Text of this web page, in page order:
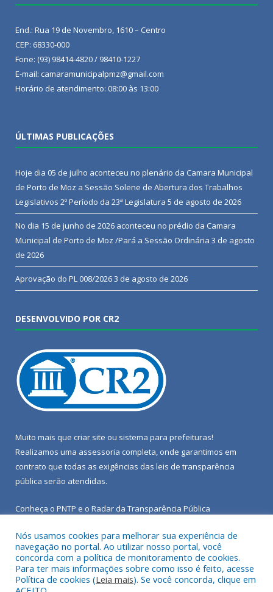
End.: Rua 19 de Novembro, 1610 – Centro
CEP: 68330-000
Fone: (93) 98414-4820 / 98410-1227
E-mail: camaramunicipalpmz@gmail.com
Horário de atendimento: 08:00 às 13:00
ÚLTIMAS PUBLICAÇÕES
Hoje dia 05 de julho aconteceu no plenário da Camara Municipal
de Porto de Moz a Sessão Solene de Abertura dos Trabalhos
Legislativos 2º Período da 23ª Legislatura 5 de agosto de 2026
No dia 15 de junho de 2026 aconteceu no prédio da Camara
Municipal de Porto de Moz /Pará a Sessão Ordinária 3 de agosto
de 2026
Aprovação do PL 008/20263 de agosto de 2026
DESENVOLVIDO POR CR2
Muito mais que criar site ou sistema para prefeituras!
Realizamos uma assessoria completa, onde garantimos em
contrato que todas as exigências das leis de transparência
pública serão atendidas.
Conheça o PNTP e o Radar da Transparência Pública
Todos os direitos reservados a Câmara Municipal de Porto de
Moz.
Nós usamos cookies para melhorar sua experiência de
navegação no portal. Ao utilizar nosso portal, você
concorda com a política de monitoramento de cookies.
Para ter mais informações sobre como isso é feito, acesse
Política de cookies (Leia mais). Se você concorda, clique em